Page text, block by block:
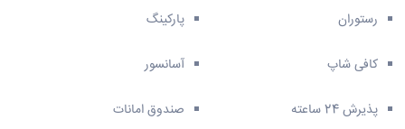
رستوران پارکینگ
کافی شاپ آسانسور
پذیرش 24 ساعته صندوق امانات